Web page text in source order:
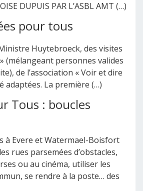
DUPUIS PAR L’ASBL AMT (…)
pour tous
Huytebroeck, des visites
(mélangeant personnes valides
de l’association « Voir et dire
adaptées. La première (…)
Tous : boucles
à Evere et Watermael-Boisfort
rues parsemées d’obstacles,
ou au cinéma, utiliser les
se rendre à la poste… des